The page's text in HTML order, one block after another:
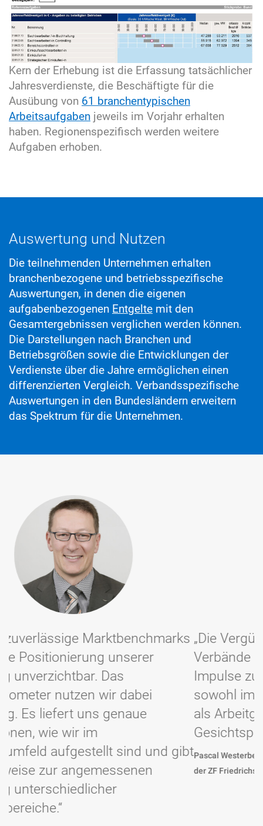
Kern der Erhebung ist die Erfassung tatsächlicher
Jahresverdienste, die Beschäftigte für die
Ausübung von 61 branchentypischen
Arbeitsaufgaben jeweils im Vorjahr erhalten
haben. Regionenspezifisch werden weitere
Aufgaben erhoben.
Auswertung und Nutzen
Die teilnehmenden Unternehmen erhalten
branchenbezogene und betriebsspezifische
Auswertungen, in denen die eigenen
aufgabenbezogenen Entgelte mit den
Gesamtergebnissen verglichen werden können.
Die Darstellungen nach Branchen und
Betriebsgrößen sowie die Entwicklungen der
Verdienste über die Jahre ermöglichen einen
differenzierten Vergleich. Verbandsspezifische
Auswertungen in den Bundesländern erweitern
das Spektrum für die Unternehmen.
„Die Vergütungserhebungen der
Verbände liefern wichtige strategische
Impulse zur Wettbewerbsfähigkeit
sowohl im Hinblick auf die Attraktivität
als Arbeitgeber als auch unter dem
Gesichtspunkt der Personalkosten.“
Pascal Westerbeck, Senior Manager Compensation & Benefits bei
der ZF Friedrichshafen AG